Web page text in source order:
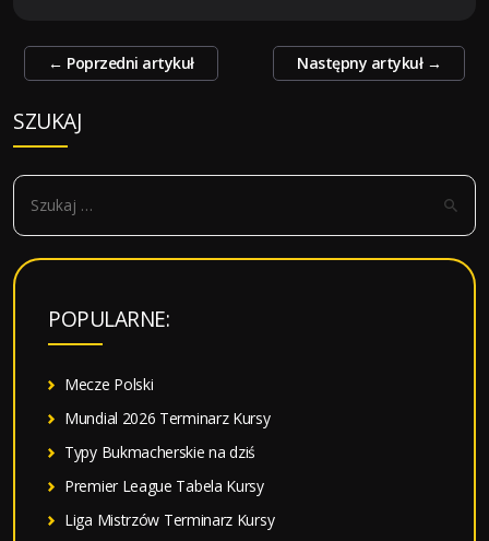
Zobacz
← Poprzedni artykuł Następny artykuł →
SZUKAJ
S
k
POPULARNE:
Mecze Polski
Mundial 2026 Terminarz Kursy
Typy Bukmacherskie na dziś
Premier League Tabela Kursy
Liga Mistrzów Terminarz Kursy